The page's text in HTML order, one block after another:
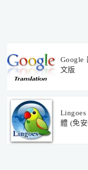
Google
文版
體 (免